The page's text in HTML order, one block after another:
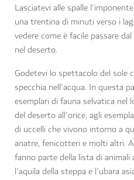
Lasciatevi alle spalle
una trentina di minuti verso i
vedere come è facile passare
nel deserto.
Godetevi lo spettacolo del sole
specchia nell'acqua. In questa
esemplari di fauna selvatica nel
del deserto all'orice, agli
di uccelli che vivono intorno a
anatre, fenicotteri e molti altri.
fanno parte della lista di
l'aquila della steppa e l'ubara